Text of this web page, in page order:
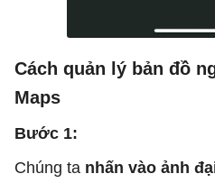
Cách quản lý bản đồ
Maps
Bước 1:
Chúng ta nhấn vào ảnh